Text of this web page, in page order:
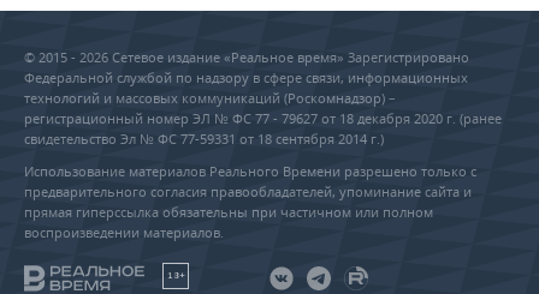
© 2015 - 2026 Сетевое издание «Реальное время» Зарегистрировано
Федеральной службой по надзору в сфере связи, информационных
технологий и массовых коммуникаций (Роскомнадзор) –
регистрационный номер ЭЛ № ФС 77 - 79627 от 18 декабря 2020 г. (ранее
свидетельство Эл № ФС 77-59331 от 18 сентября 2014 г.)
Использование материалов Реального Времени разрешено только с
предварительного согласия правообладателей, упоминание сайта и
прямая гиперссылка обязательны при частичном или полном
воспроизведении материалов.
18+